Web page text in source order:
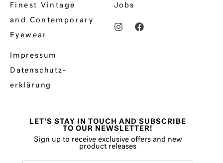
Finest Vintage
and Contemporary
Eyewear
Impressum
Datenschutz­
erklärung
Jobs
LET'S STAY IN TOUCH AND SUBSCRIBE
TO OUR NEWSLETTER!
Sign up to receive exclusive offers and new
product releases